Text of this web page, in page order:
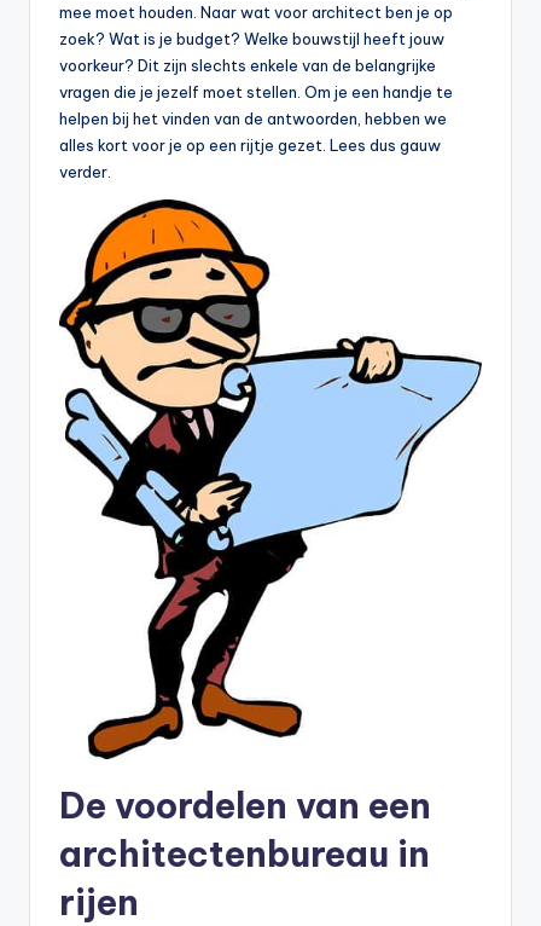
mee moet houden. Naar wat voor architect ben je op
zoek? Wat is je budget? Welke bouwstijl heeft jouw
voorkeur? Dit zijn slechts enkele van de belangrijke
vragen die je jezelf moet stellen. Om je een handje te
helpen bij het vinden van de antwoorden, hebben we
alles kort voor je op een rijtje gezet. Lees dus gauw
verder.
De voordelen van een
architectenbureau in
rijen